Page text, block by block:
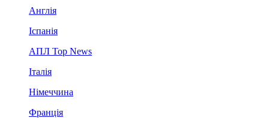
Англія
Іспанія
АПЛ Top News
Італія
Німеччина
Франція